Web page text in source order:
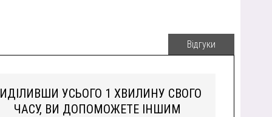
Відгуки
УСЬОГО 1 ХВИЛИНУ СВОГО
ЧАСУ, ВИ ДОПОМОЖЕТЕ ІНШИМ